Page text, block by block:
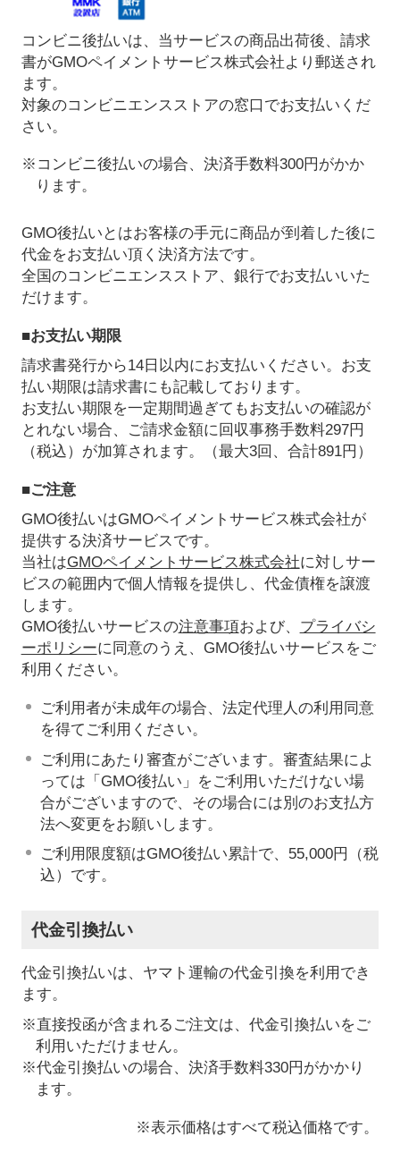
コンビニ後払いは、当サービスの商品出荷後、請求
書がGMOペイメントサービス株式会社より郵送され
ます。
対象のコンビニエンスストアの窓口でお支払いくだ
さい。
※コンビニ後払いの場合、決済手数料300円がかか
ります。
GMO後払いとはお客様の手元に商品が到着した後に
代金をお支払い頂く決済方法です。
全国のコンビニエンスストア、銀行でお支払いいた
だけます。
■お支払い期限
請求書発行から14日以内にお支払いください。お支
払い期限は請求書にも記載しております。
お支払い期限を一定期間過ぎてもお支払いの確認が
とれない場合、ご請求金額に回収事務手数料297円
（税込）が加算されます。（最大3回、合計891円）
■ご注意
GMO後払いはGMOペイメントサービス株式会社が
提供する決済サービスです。
当社はGMOペイメントサービス株式会社に対しサー
ビスの範囲内で個人情報を提供し、代金債権を譲渡
します。
GMO後払いサービスの注意事項および、 プライバシ
ーポリシーに同意のうえ、GMO後払いサービスをご
利用ください。
ご利用者が未成年の場合、法定代理人の利用同意
を得てご利用ください。
ご利用にあたり審査がございます。審査結果によ
っては「GMO後払い」をご利用いただけない場
合がございますので、その場合には別のお支払方
法へ変更をお願いします。
ご利用限度額はGMO後払い累計で、55,000円（税
込）です。
代金引換払い
代金引換払いは、ヤマト運輸の代金引換を利用でき
ます。
※直接投函が含まれるご注文は、代金引換払いをご
利用いただけません。
※代金引換払いの場合、決済手数料330円がかかり
ます。
※表示価格はすべて税込価格です。